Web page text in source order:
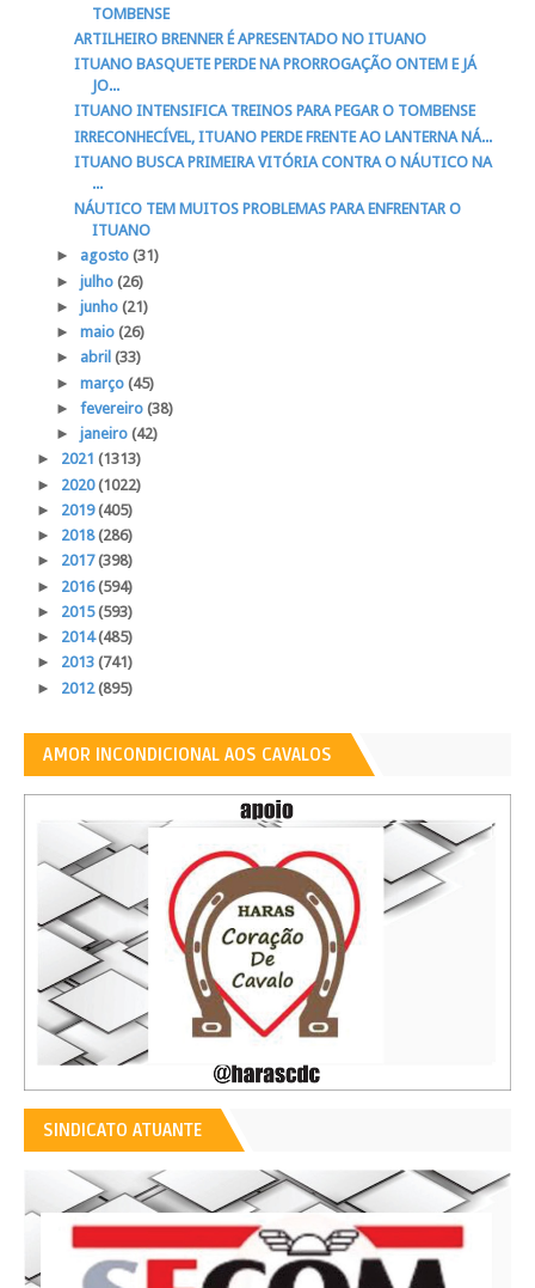
TOMBENSE
ARTILHEIRO BRENNER É APRESENTADO NO ITUANO
ITUANO BASQUETE PERDE NA PRORROGAÇÃO ONTEM E JÁ
JO...
ITUANO INTENSIFICA TREINOS PARA PEGAR O TOMBENSE
IRRECONHECÍVEL, ITUANO PERDE FRENTE AO LANTERNA NÁ...
ITUANO BUSCA PRIMEIRA VITÓRIA CONTRA O NÁUTICO NA
...
NÁUTICO TEM MUITOS PROBLEMAS PARA ENFRENTAR O
ITUANO
► agosto (31)
► julho (26)
► junho (21)
► maio (26)
► abril (33)
► março (45)
► fevereiro (38)
► janeiro (42)
► 2021 (1313)
► 2020(1022)
► 2019(405)
► 2018(286)
► 2017(398)
► 2016(594)
► 2015(593)
► 2014(485)
► 2013 (741)
► 2012(895)
AMOR INCONDICIONAL AOS CAVALOS
SINDICATO ATUANTE